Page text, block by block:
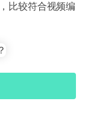
比较符合视频编